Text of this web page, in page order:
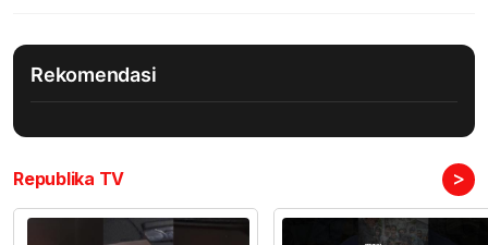
Rekomendasi
Republika TV >